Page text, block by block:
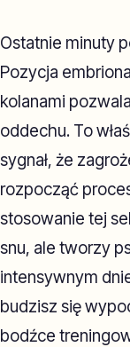
Ostatnie minuty
Pozycja
kolanami
oddechu. To
sygnał, że
rozpocząć
stosowanie tej
snu, ale tworzy
intensywnym
budzisz się
bodźce